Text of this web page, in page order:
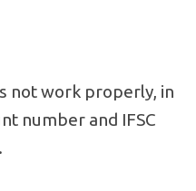
not work properly, in
number and IFSC